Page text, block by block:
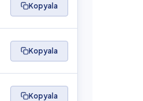
Kopyala
Kopyala
Kopyala